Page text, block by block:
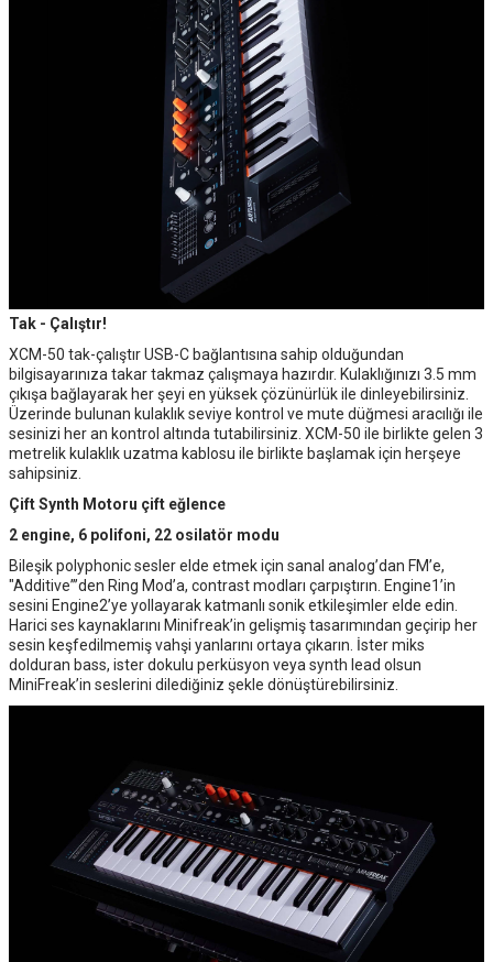
Tak - Çalıştır!
XCM-50 tak-çalıştır USB-C bağlantısına sahip olduğundan
bilgisayarınıza takar takmaz çalışmaya hazırdır. Kulaklığınızı 3.5 mm
çıkışa bağlayarak her şeyi en yüksek çözünürlük ile dinleyebilirsiniz.
Üzerinde bulunan kulaklık seviye kontrol ve mute düğmesi aracılığı ile
sesinizi her an kontrol altında tutabilirsiniz. XCM-50 ile birlikte gelen 3
metrelik kulaklık uzatma kablosu ile birlikte başlamak için herşeye
sahipsiniz.
Çift Synth Motoru çift eğlence
2 engine, 6 polifoni, 22 osilatör modu
Bileşik polyphonic sesler elde etmek için sanal analog’dan FM’e,
"Additive”’den Ring Mod’a, contrast modları çarpıştırın. Engine1’in
sesini Engine2’ye yollayarak katmanlı sonik etkileşimler elde edin.
Harici ses kaynaklarını Minifreak’in gelişmiş tasarımından geçirip her
sesin keşfedilmemiş vahşi yanlarını ortaya çıkarın. İster miks
dolduran bass, ister dokulu perküsyon veya synth lead olsun
MiniFreak’in seslerini dilediğiniz şekle dönüştürebilirsiniz.